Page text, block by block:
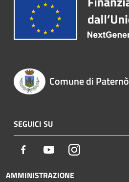
Comune di Paternò
SEGUICI SU
Facebook YoutubeInstagram
AMMINISTRAZIONE